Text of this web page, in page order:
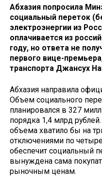
Абхазия попросила
социальный переток
электроэнергии из
оплачивается из
году, но ответа не
первого вице-
транспорта Джансух
Абхазия направила
Объем социального
планировался в 327
порядка 1,4 млрд
объема хватило бы на
отключениями по
обеспечит социальный
вынуждена сама
рыночным ценам.